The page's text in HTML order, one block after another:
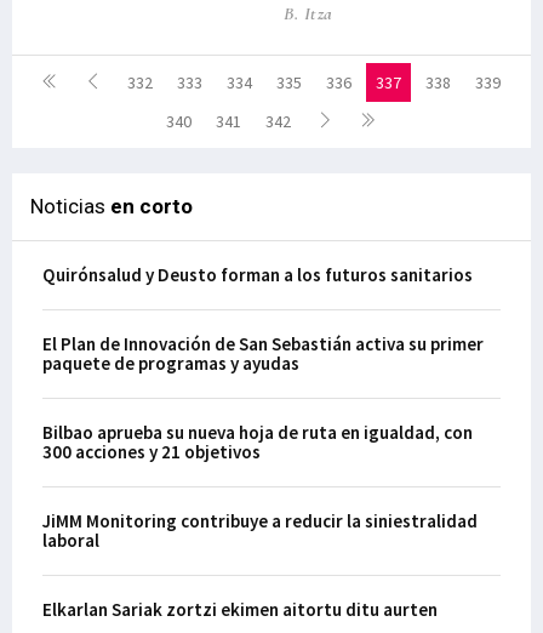
B. Itza
332 333 334 335 336 337 338
339
340
341 342
Noticias en corto
Quirónsalud y Deusto forman a los futuros sanitarios
El Plan de Innovación de San Sebastián activa su primer
paquete de programas y ayudas
Bilbao aprueba su nueva hoja de ruta en igualdad, con
300 acciones y 21 objetivos
JiMM Monitoring contribuye a reducir la siniestralidad
laboral
Elkarlan Sariak zortzi ekimen aitortu ditu aurten